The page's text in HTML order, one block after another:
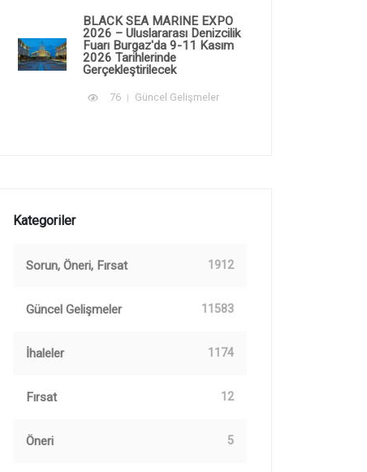
BLACK SEA MARINE EXPO
2026 – Uluslararası Denizcilik
Fuarı Burgaz'da 9-11 Kasım
2026 Tarihlerinde
Gerçekleştirilecek
76 Güncel Gelişmeler
Kategoriler
Sorun, Öneri, Fırsat 1912
Güncel Gelişmeler 11583
İhaleler 1174
Fırsat 12
Öneri 5